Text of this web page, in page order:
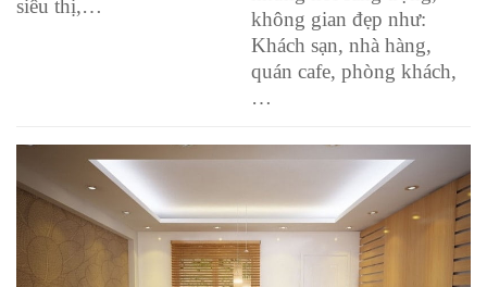
siêu thị,…
không gian đẹp như:
Khách sạn, nhà hàng,
quán cafe, phòng khách,
…